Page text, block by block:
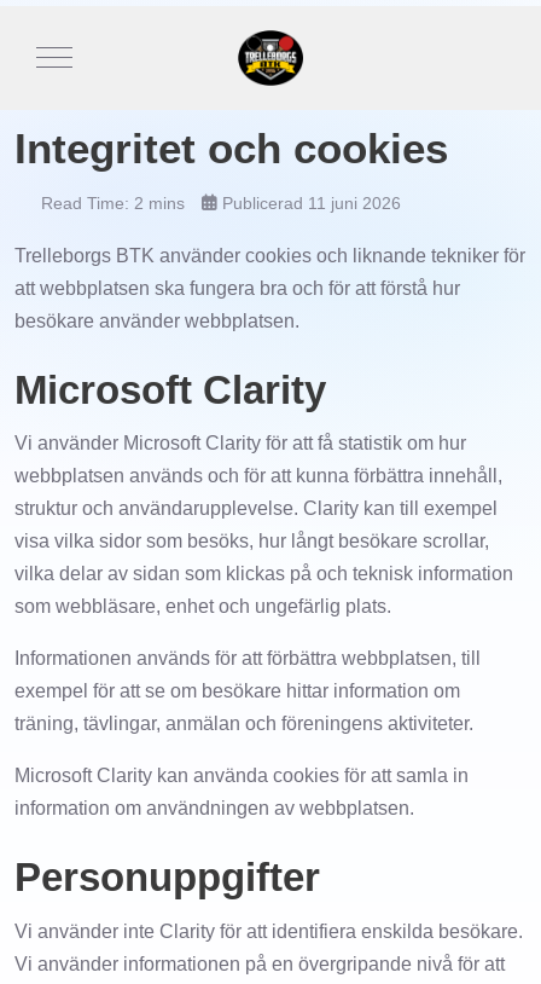
Mobile Menu Toggle
Integritet och cookies
Read Time: 2 mins Publicerad 11 juni 2026
Trelleborgs BTK använder cookies och liknande tekniker för
att webbplatsen ska fungera bra och för att förstå hur
besökare använder webbplatsen.
Microsoft Clarity
Vi använder Microsoft Clarity för att få statistik om hur
webbplatsen används och för att kunna förbättra innehåll,
struktur och användarupplevelse. Clarity kan till exempel
visa vilka sidor som besöks, hur långt besökare scrollar,
vilka delar av sidan som klickas på och teknisk information
som webbläsare, enhet och ungefärlig plats.
Informationen används för att förbättra webbplatsen, till
exempel för att se om besökare hittar information om
träning, tävlingar, anmälan och föreningens aktiviteter.
Microsoft Clarity kan använda cookies för att samla in
information om användningen av webbplatsen.
Personuppgifter
Vi använder inte Clarity för att identifiera enskilda besökare.
Vi använder informationen på en övergripande nivå för att